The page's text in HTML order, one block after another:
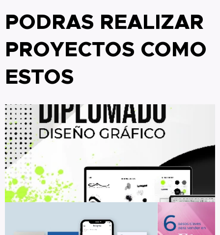
PODRAS REALIZAR
PROYECTOS COMO
ESTOS